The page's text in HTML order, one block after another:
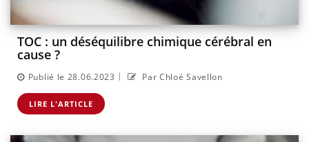
TOC : un déséquilibre chimique cérébral en
cause ?
Publié le 28.06.2023 | Par Chloé Savellon
LIRE L'ARTICLE